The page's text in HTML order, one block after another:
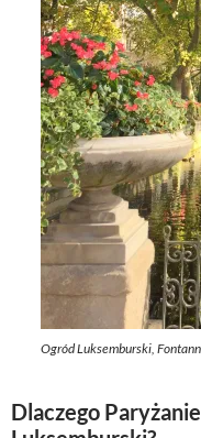
Ogród Luksemburski,
Dlaczego